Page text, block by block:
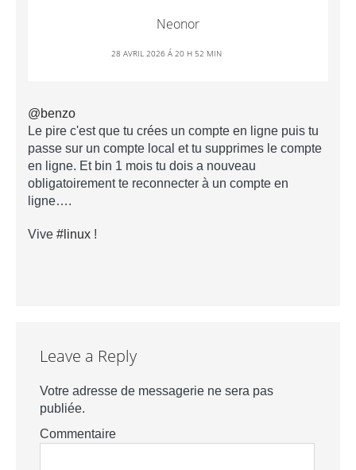
Neonor
28 AVRIL 2026 Á 20 H 52 MIN
@benzo
Le pire c'est que tu crées un compte en ligne puis tu
passe sur un compte local et tu supprimes le compte
en ligne. Et bin 1 mois tu dois a nouveau
obligatoirement te reconnecter à un compte en
ligne….
Vive #linux !
Leave a Reply
Votre adresse de messagerie ne sera pas
publiée.
Commentaire